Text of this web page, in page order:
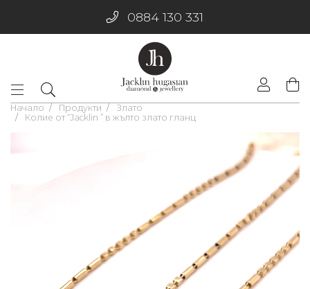
0884 130 331
Начало Продукти
Злато
Колие от “Jacklin ” в жълто злато гланц